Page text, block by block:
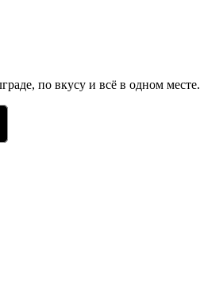
по вкусу и всё в одном месте.